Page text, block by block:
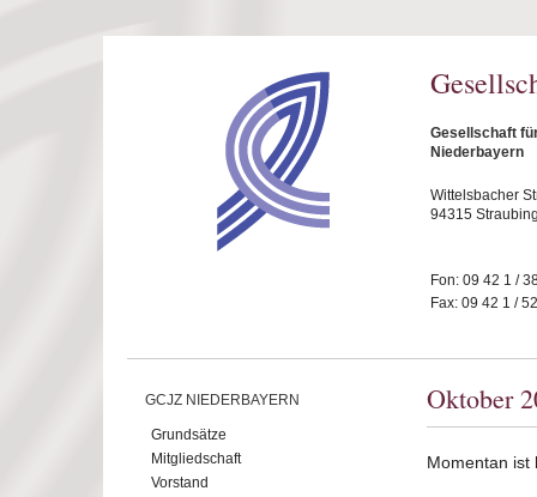
Gesellschaft
Niederbayern
Wittelsbacher
94315
Fon: 09 42 1 /
Fax: 09 42 1 /
GCJZ NIEDERBAYERN
Grundsätze
Mitgliedschaft
Vorstand
Oktober
Momentan ist